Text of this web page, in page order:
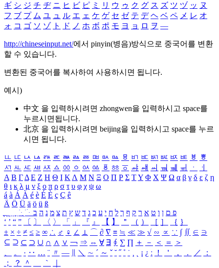
ギ シ ジ チ ヂ ニ ヒ ビ ピ ミ リ ウ ゥ ク グ ス ズ ツ ヅ ッ ヌ
フ ブ プ ム ユ ュ ル エ ェ ケ ゲ セ ゼ テ デ ヘ ベ ペ メ レ オ
ォ コ ゴ ソ ゾ ト ド ノ ホ ボ ポ モ ヨ ョ ロ ヲ ―
http://chineseinput.net/에서 pinyin(병음)방식으로 중국어를 변환
할 수 있습니다.
변환된 중국어를 복사하여 사용하시면 됩니다.
예시)
中文 을 입력하시려면 zhongwen을 입력하시고 space를
누르시면됩니다.
北京 을 입력하시려면 beijing을 입력하시고 space를 누르
시면 됩니다.
ㅥ ㅦ ㅧ ㅨ ㅩ ㅪ ㅫ ㅬ ㅭ ㅮ ㅯ ㅰ ㅱ ㅲ ㅳ ㅴ ㅵ ㅶ ㅷ ㅸ
ㅹ
ㅺ ㅻ ㅼ ㅽ ㅾ ㅿ ㆀ ㆁ ㆂ ㆃ ㆄ ㆅ ㆆ ㆇ ㆈ ㆉ ㆊ ㆋ ㆌ ㆍ
ㆎ
Α Β ΓΔ Ε Ζ Η Θ Ι ΚΛ Μ Ν Ξ Ο Π Ρ Σ ΤΥ Φ Χ Ψ Ω α β γ δ ε ζ η
θ ι κ λ μ ν ξ ο π ρ σ τ υ φ χ ψ ω
á à Á À é è É È ç Ç ê
Ä Ö Ü ä ö ü ß
ִֶֹ ֻּ ׁׂ פ ם ן ו ט א ר ק ף ך ל ח י ע כ ג ד ש ץ ת צ מ נ ה ב
‘ ’ “ ” 〔 〕 〈 〉 「 」 『 』 【 】 ＂ （ ） ［ ］ ｛ ｝
± × ÷ ≠ ≤ ≥ ∞ ∴ ♂ ♀ ∠ ⊥ ⌒ ∂ ∇ ≡ ≒ ≪ ≫ √ ∽ ∝ ∵ ∫ ∬ ∈ ∋
⊆ ⊇ ⊂ ⊃ ∪ ∩ ∧ ∨ ￢ ⇒ ⇔ ∀ ∃ ∮ ∑ ∏ ＋ － ＜ ＝
＞
、
。 · ‥ … ¨ 〃 ― ＼ ∼ ´ ～ ˇ ˘ ˝ ˚ ˙ ¸ ¡ ¿ ː ！ ＇ ， ． ／
：
；
？ ＾ ｀